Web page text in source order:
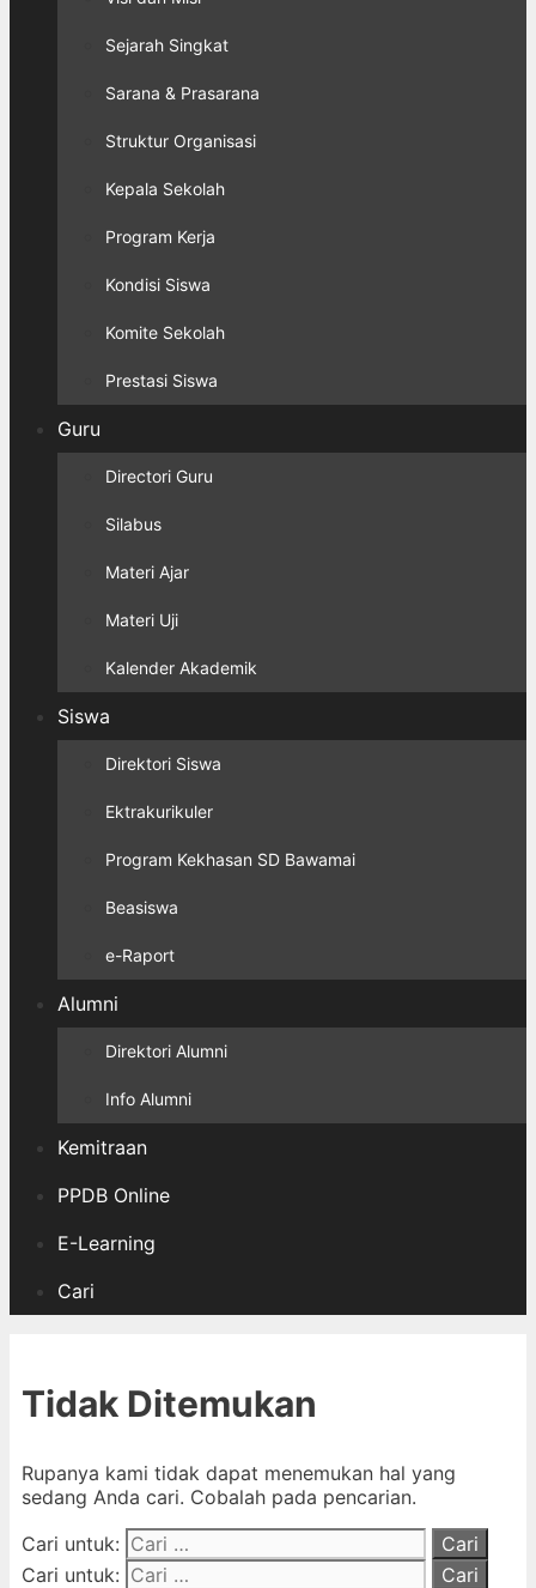
Sejarah Singkat
Sarana & Prasarana
Struktur Organisasi
Kepala Sekolah
Program Kerja
Kondisi Siswa
Komite Sekolah
Prestasi Siswa
Guru
Directori Guru
Silabus
Materi Ajar
Materi Uji
Kalender Akademik
Siswa
Direktori Siswa
Ektrakurikuler
Program Kekhasan SD Bawamai
Beasiswa
e-Raport
Alumni
Direktori Alumni
Info Alumni
Kemitraan
PPDB Online
E-Learning
Cari
Tidak Ditemukan
Rupanya kami tidak dapat menemukan hal yang
sedang Anda cari. Cobalah pada pencarian.
Cari untuk:
Cari untuk: